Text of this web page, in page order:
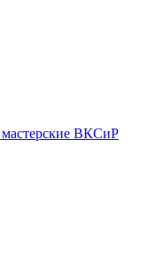
мастерские ВКСиР